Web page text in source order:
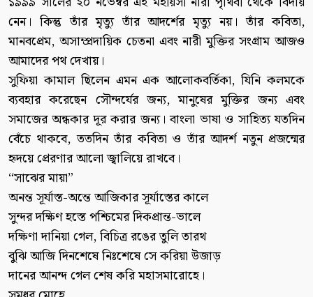
নেন। কিন্তু তাঁর মৃত্যু তাঁর আদর্শের মৃত্যু নয়। তাঁর কবিতা,
মানবপ্রেম, অসাম্প্রদায়িক চেতনা এবং নারী মুক্তির সংগ্রাম আজও
আমাদের পথ দেখায়।
সুফিয়া কামাল ছিলেন এমন এক আলোকবর্তিকা, যিনি কলমকে
ব্যবহার করেছেন সৌন্দর্যের জন্য, মানুষের মুক্তির জন্য এবং
সমাজের অন্ধকার দূর করার জন্য। বাংলা ভাষা ও সাহিত্য যতদিন
বেঁচে থাকবে, ততদিন তাঁর কবিতা ও তাঁর আদর্শ নতুন প্রজন্মের
হৃদয়ে প্রেরণার আলো জ্বালিয়ে রাখবে।
“সাঝের মায়া”
অনন্ত সূর্যাস্ত-অন্তে আজিকার সূর্যাস্তের কালে
সুন্দর দক্ষিণ হস্তে পশ্চিমের দিকপ্রান্ত-ভালে
দক্ষিণা দানিয়া গেল, বিচিত্র রঙের তুলি তারথ
বুঝি আজি দিনশেষে নিঃশেষে সে করিয়া উজাড়
দানের আনন্দ গেল শেষ করি মহাসমারোহে।